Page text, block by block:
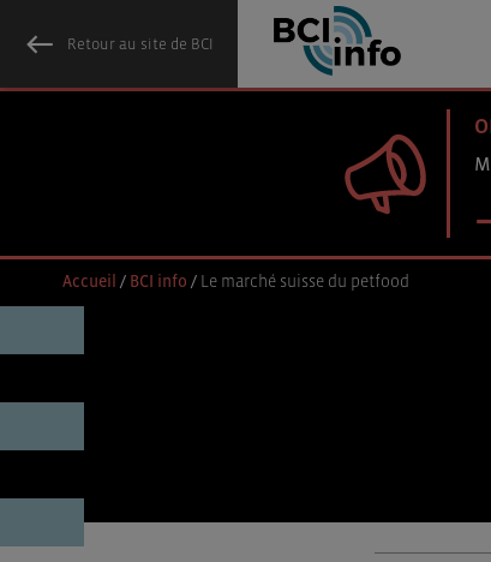
Retour au site de BCI
Accueil / BCI info / Le marché suisse du petfood